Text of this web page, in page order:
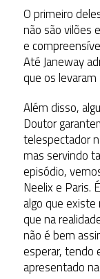
O primeiro
não são vilões
e
Até Janeway
que os
Além disso,
Doutor
telespectador
mas servindo
episódio,
Neelix e Paris.
algo que existe
que na
não é bem
esperar, tendo
apresentado